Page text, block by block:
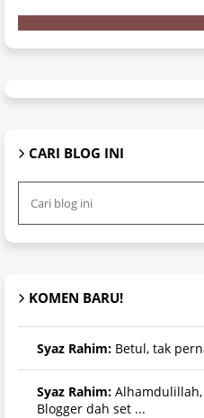
CARI BLOG INI
KOMEN BARU!
Syaz Rahim: Betul, tak
Syaz Rahim:
Blogger dah set ...